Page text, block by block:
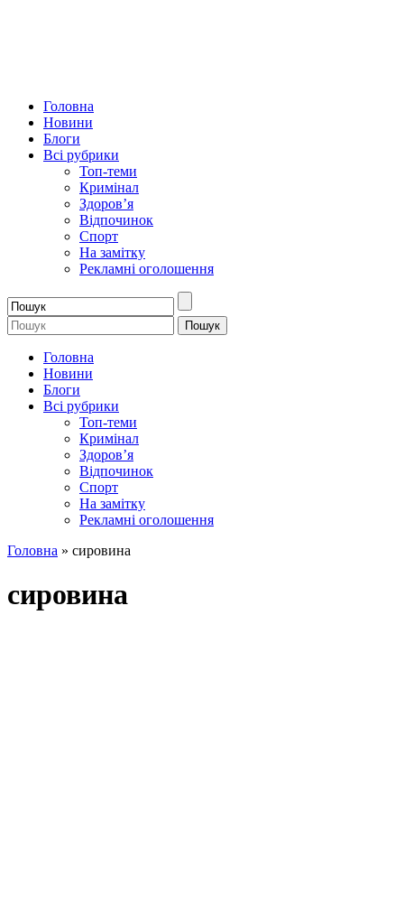
Головна
Новини
Блоги
Всі рубрики
Топ-теми
Кримінал
Здоров’я
Відпочинок
Спорт
На замітку
Рекламні оголошення
Головна
Новини
Блоги
Всі рубрики
Топ-теми
Кримінал
Здоров’я
Відпочинок
Спорт
На замітку
Рекламні оголошення
Головна » сировина
сировина